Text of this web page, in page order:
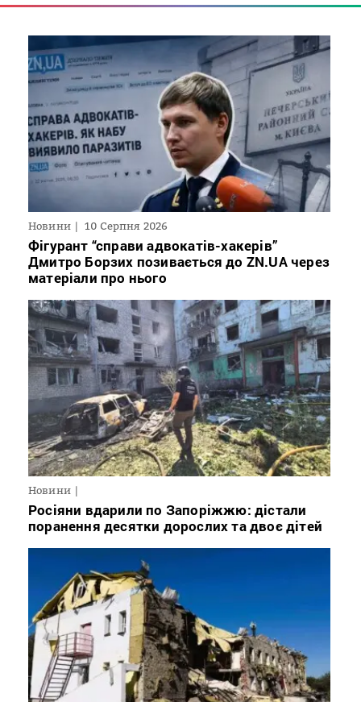
Новини 10 Серпня 2026
Фігурант “справи адвокатів-хакерів”
Дмитро Борзих позивається до ZN.UA через
матеріали про нього
Новини
Росіяни вдарили по Запоріжжю: дістали
поранення десятки дорослих та двоє дітей